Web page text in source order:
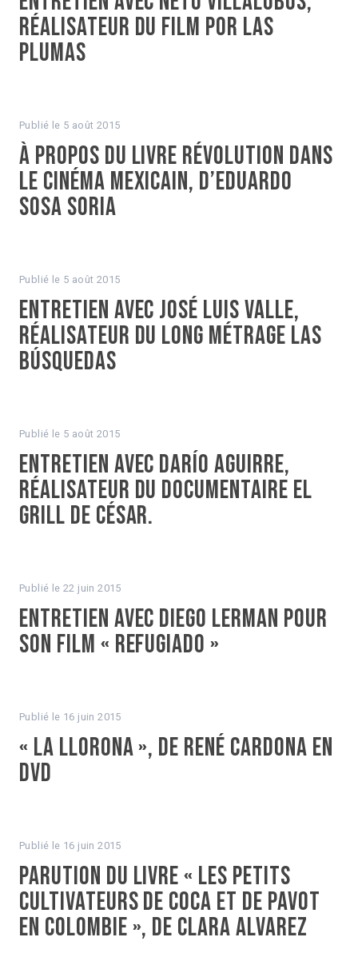
réalisateur du film Por las
plumas
Publié le 5 août 2015
À propos du livre Révolution dans
le cinéma mexicain, d’Eduardo
Sosa Soria
Publié le 5 août 2015
Entretien avec José Luis Valle,
réalisateur du long métrage Las
Búsquedas
Publié le 5 août 2015
Entretien avec Darío Aguirre,
réalisateur du documentaire El
Grill de César.
Publié le22 juin 2015
Entretien avec Diego Lerman pour
son film « Refugiado »
Publié le 16 juin 2015
« La Llorona », de René Cardona en
DVD
Publié le 16 juin 2015
Parution du livre « Les Petits
cultivateurs de coca et de pavot
en Colombie », de Clara Alvarez